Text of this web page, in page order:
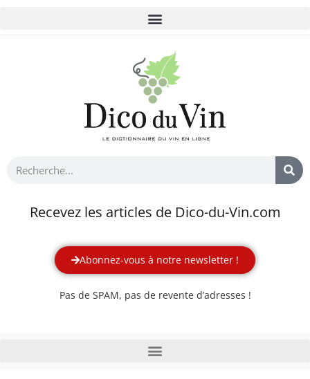
Recevez les articles de Dico-du-Vin.com
Abonnez-vous à notre newsletter !
Pas de SPAM, pas de revente d’adresses !